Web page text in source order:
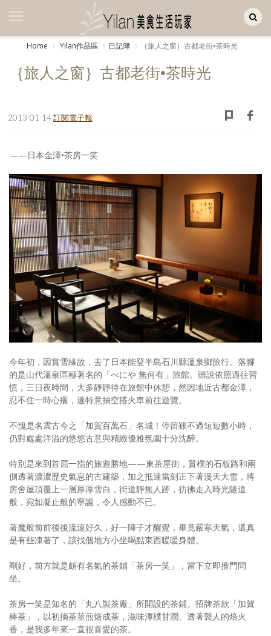
美食集
生活風
書房集
日記簿
餐桌週記
享樂隨手拍
照相簿
影音區
創意出版服務
歷史區
關於Yilan
活動實況記錄
媒體報導一覽
合作與代言
訂閱電子報
Home Yilan作品區 日記簿 ｛旅人之窗｝古都老街•茶時光
｛旅人之窗｝古都老街•茶時光
2013-01-14訂閱電子報
——日本金澤•茶房一笑
今年初，因賞雪緣故，去了日本能登半島石川縣溫泉鄉旅行。落腳
的是山代溫泉區極著名的「べにや 無何有」旅館。雖說依照過往習
慣，三日夜時間，大多靜靜待在旅館中休憩，然因地近古都金澤，
忍不住一時心癢，遂特意抽空搭火車前往遊覽。
不愧是名震古今之「加賀百萬石」名城！停留雖不過短短數小時，
仍對處處洋溢的悠悠古意與精緻優雅氛圍十分沈醉。
特別是來到首屈一指的旅遊勝地——東茶屋街，質樸的石板路和兩
側透著濃濃歷史氣息的古建築，加之抵達當刻正下著漫天大雪，將
房舍屋頂覆上一層厚厚雪白，街道靜無人跡，彷彿走入時光隧道
般，宛如凝止般的寧謐，令人感動不已。
著魔般前前後後流連好久，好一陣子才醒覺，畢竟嚴寒天氣，還真
是有些凍著了，該找個地方小坐喝點東西暖暖身體。
剛好，前方就是頗有名氣的茶鋪「茶房一笑」，當下立即推門問
坐。
茶房一笑是知名的「丸八製茶廠」所開設的茶鋪。招牌茶款「加賀
棒茶」，以初摘茶莖煎焙成茶，滋味渾樸甘潤、透著襲人的焙火
香，是我多年來一直很喜愛的茶。